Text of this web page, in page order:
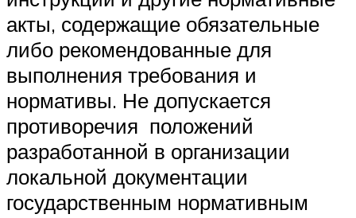
акты, содержащие обязательные
либо рекомендованные для
выполнения требования и
нормативы. Не допускается
противоречия положений
разработанной в организации
локальной документации
государственным нормативным